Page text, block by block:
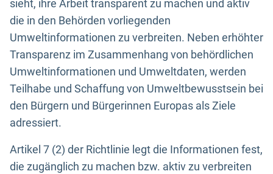
sieht, ihre Arbeit transparent zu machen und aktiv
die in den Behörden vorliegenden
Umweltinformationen zu verbreiten. Neben erhöhter
Transparenz im Zusammenhang von behördlichen
Umweltinformationen und Umweltdaten, werden
Teilhabe und Schaffung von Umweltbewusstsein bei
den Bürgern und Bürgerinnen Europas als Ziele
adressiert.
Artikel 7 (2) der Richtlinie legt die Informationen fest,
die zugänglich zu machen bzw. aktiv zu verbreiten